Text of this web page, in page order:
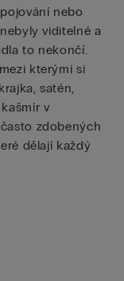
nebo
viditelné a
to nekončí.
kterými si
satén,
v
zdobených
dělají každý